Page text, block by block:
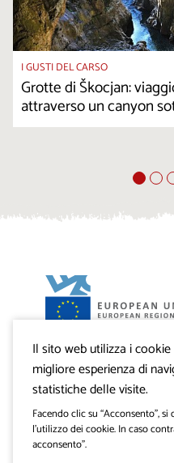
I GUSTI DEL CARSO
Grotte di Škocjan:
attraverso un canyon
Progetto VisitKras. L’investimento è
Repubblica di Slovenia e dal Fondo
regionale dell’Unione Europea.
Il sito web utilizza i
migliore esperienza di
statistiche delle visite.
Facendo clic su “Acconsento”,
l’utilizzo dei cookie. In caso
acconsento”.